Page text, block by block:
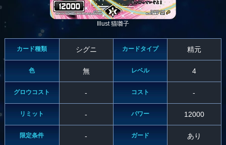
Illust 猫囃子
カード種類 シグニ カードタイプ 精元
色 無 レベル 4
グロウコスト - コスト -
リミット - パワー 12000
限定条件 - ガード あり